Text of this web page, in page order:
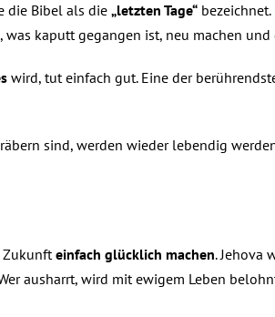
die Bibel als die „letzten Tage“
kaputt gegangen ist, neu machen
wird, tut einfach gut. Eine der
sind, werden wieder lebendig
Zukunft einfach glücklich machen. Jehova
ausharrt, wird mit ewigem Leben